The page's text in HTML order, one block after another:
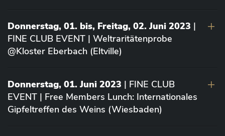
Donnerstag, 01. bis, Freitag, 02. Juni 2023 |
FINE CLUB EVENT | Weltraritätenprobe
@Kloster Eberbach (Eltville)
Donnerstag, 01. Juni 2023 | FINE CLUB
EVENT | Free Members Lunch: Internationales
Gipfeltreffen des Weins (Wiesbaden)